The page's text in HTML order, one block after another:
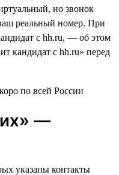
но звонок
реальный номер. При
с hh.ru, — об этом
кандидат с hh.ru» перед
—
указаны контакты